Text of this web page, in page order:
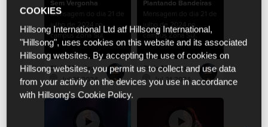
Sem Vergonha
Mensagem do dia 21 de
julho de 2024 no
campus Zona Sul.
Chris Mendez
Jul 21 2024
Plantando Bandeiras
Mensagem do dia 21 de
julho de 2024 no
campus Zona Sul.
Chris Mendez
Jul 21 2024
COOKIES
Hillsong International Ltd atf Hillsong International,
"Hillsong", uses cookies on this website and its associated
Hillsong websites. By accepting the use of cookies on
Hillsong websites, you permit us to collect and use data
from your activity on the devices you use in accordance
with Hillsong's Cookie Policy.